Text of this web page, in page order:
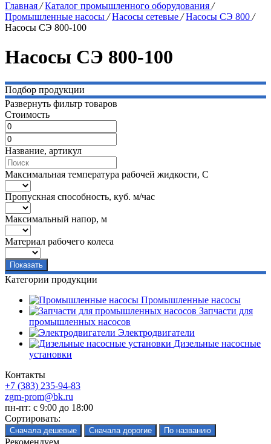
Главная / Каталог промышленного оборудования /
Промышленные насосы / Насосы сетевые / Насосы СЭ 800 /
Насосы СЭ 800-100
Насосы СЭ 800-100
Подбор продукции
Развернуть фильтр товаров
Стоимость
Название, артикул
Максимальная температура рабочей жидкости, C
Пропускная способность, куб. м/час
Максимальный напор, м
Материал рабочего колеса
Категории продукции
Промышленные насосы
Запчасти для
промышленных насосов
Электродвигатели
Дизельные насосные
установки
Контакты
+7 (383) 235-94-83
zgm-prom@bk.ru
пн-пт: с 9:00 до 18:00
Сортировать:
Рекомендуем